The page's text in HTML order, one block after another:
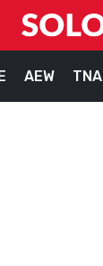
AEW TNA